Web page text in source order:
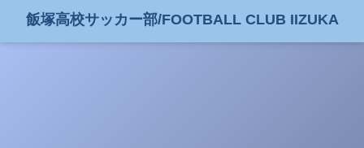
飯塚高校サッカー部/FOOTBALL CLUB IIZUKA